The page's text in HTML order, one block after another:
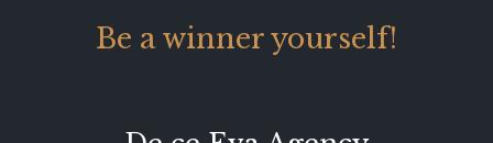
Be a winner yourself!